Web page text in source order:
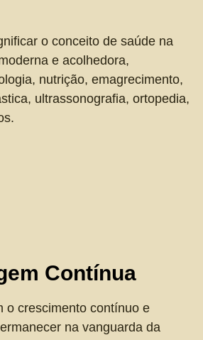
o conceito de saúde na
e acolhedora,
nutrição, emagrecimento,
ultrassonografia, ortopedia,
Contínua
o crescimento contínuo e
na vanguarda da